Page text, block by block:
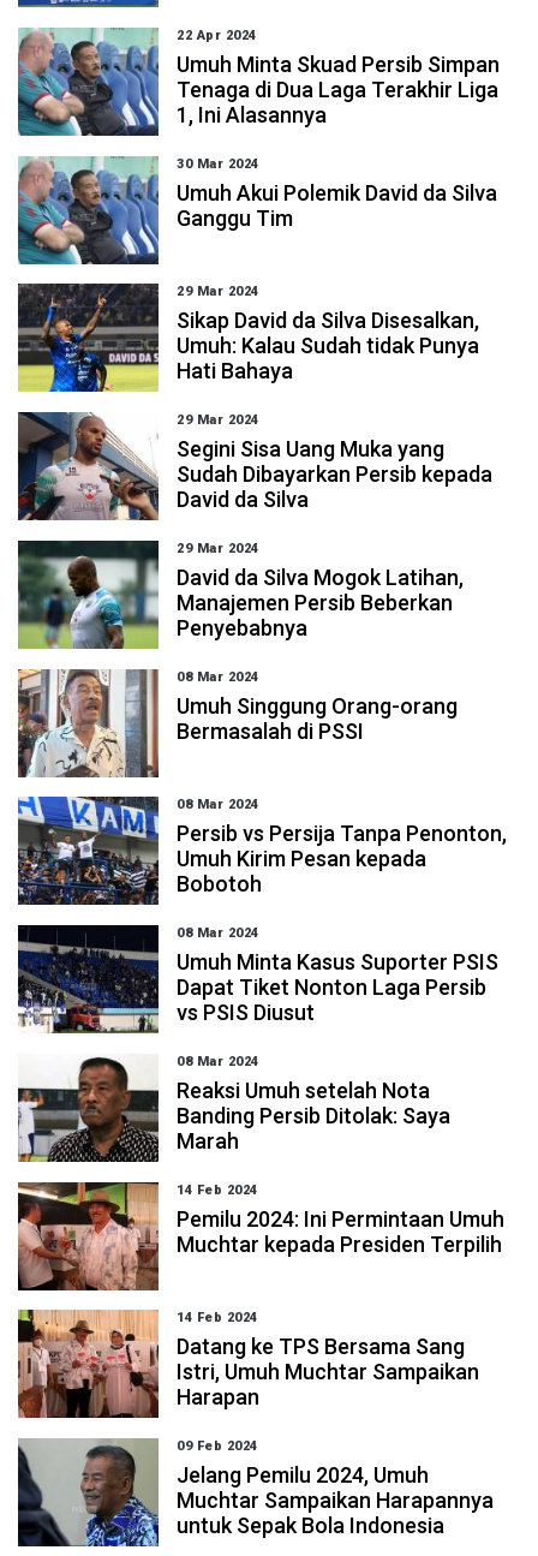
22 Apr 2024
Umuh Minta Skuad Persib Simpan
Tenaga di Dua Laga Terakhir Liga
1, Ini Alasannya
30 Mar 2024
Umuh Akui Polemik David da Silva
Ganggu Tim
29 Mar 2024
Sikap David da Silva Disesalkan,
Umuh: Kalau Sudah tidak Punya
Hati Bahaya
29 Mar 2024
Segini Sisa Uang Muka yang
Sudah Dibayarkan Persib kepada
David da Silva
29 Mar 2024
David da Silva Mogok Latihan,
Manajemen Persib Beberkan
Penyebabnya
08 Mar 2024
Umuh Singgung Orang-orang
Bermasalah di PSSI
08 Mar 2024
Persib vs Persija Tanpa Penonton,
Umuh Kirim Pesan kepada
Bobotoh
08 Mar 2024
Umuh Minta Kasus Suporter PSIS
Dapat Tiket Nonton Laga Persib
vs PSIS Diusut
08 Mar 2024
Reaksi Umuh setelah Nota
Banding Persib Ditolak: Saya
Marah
14 Feb 2024
Pemilu 2024: Ini Permintaan Umuh
Muchtar kepada Presiden Terpilih
14 Feb 2024
Datang ke TPS Bersama Sang
Istri, Umuh Muchtar Sampaikan
Harapan
09 Feb 2024
Jelang Pemilu 2024, Umuh
Muchtar Sampaikan Harapannya
untuk Sepak Bola Indonesia